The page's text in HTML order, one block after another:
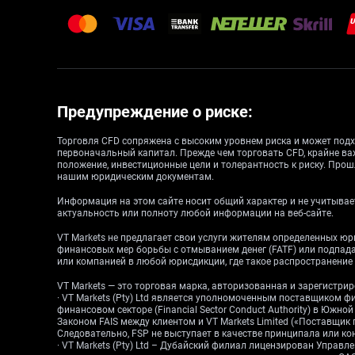
Предупреждение о риске:
Торговля CFD сопряжена с высоким уровнем риска и может
первоначальный капитал. Прежде чем торговать CFD, крайне
положение, инвестиционные цели и толерантность к риску.
нашим юридическим документам.
Информация на этом сайте носит общий характер и не
актуальность или полноту любой информации на веб-сайте.
VT Markets не предлагает свои услуги жителям определенных
финансовых мер борьбы с отмыванием денег (FATF) или
или компанией в любой юрисдикции, где такое
VT Markets — это торговая марка, авторизованная и
· VT Markets (Pty) Ltd является уполномоченным поставщиком
финансовом секторе (Financial Sector Conduct Authority) в Южной
Законом FAIS между клиентом и VT Markets Limited
Следовательно, FSP не выступает в качестве принципала или
· VT Markets (Pty) Ltd – Дубайский филиал лицензирован